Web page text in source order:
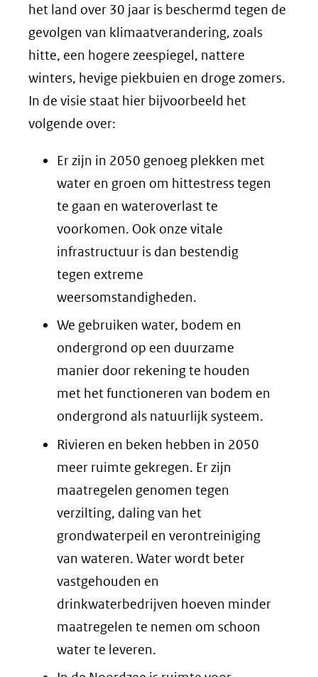
het land over 30 jaar is beschermd tegen de
gevolgen van klimaatverandering, zoals
hitte, een hogere zeespiegel, nattere
winters, hevige piekbuien en droge zomers.
In de visie staat hier bijvoorbeeld het
volgende over:
Er zijn in 2050 genoeg plekken met
water en groen om hittestress tegen
te gaan en wateroverlast te
voorkomen. Ook onze vitale
infrastructuur is dan bestendig
tegen extreme
weersomstandigheden.
We gebruiken water, bodem en
ondergrond op een duurzame
manier door rekening te houden
met het functioneren van bodem en
ondergrond als natuurlijk systeem.
Rivieren en beken hebben in 2050
meer ruimte gekregen. Er zijn
maatregelen genomen tegen
verzilting, daling van het
grondwaterpeil en verontreiniging
van wateren. Water wordt beter
vastgehouden en
drinkwaterbedrijven hoeven minder
maatregelen te nemen om schoon
water te leveren.